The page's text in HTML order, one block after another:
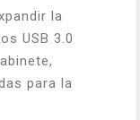
la
USB 3.0
para la